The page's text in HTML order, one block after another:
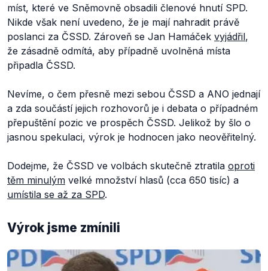
míst, které ve Sněmovně obsadili členové hnutí SPD.
Nikde však není uvedeno, že je mají nahradit právě
poslanci za ČSSD. Zároveň se Jan Hamáček vyjádřil,
že zásadně odmítá, aby případně uvolněná místa
připadla ČSSD.
Nevíme, o čem přesně mezi sebou ČSSD a ANO jednají
a zda součástí jejich rozhovorů je i debata o případném
přepuštění pozic ve prospěch ČSSD. Jelikož by šlo o
jasnou spekulaci, výrok je hodnocen jako neověřitelný.
Dodejme, že ČSSD ve volbách skutečně ztratila oproti
těm minulým velké množství hlasů (cca 650 tisíc) a
umístila se až za SPD.
Výrok jsme zmínili